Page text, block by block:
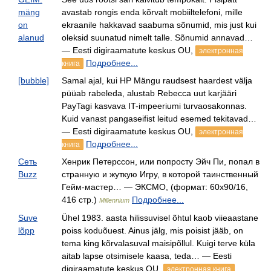
mäng
on
alanud
avastab rongis enda kõrvalt mobiiltelefoni, mille
ekraanile hakkavad saabuma sõnumid, mis just kui
oleksid suunatud nimelt talle. Sõnumid annavad…
— Eesti digiraamatute keskus OU,
электронная
книга
Подробнее...
[bubble]
Samal ajal, kui HP Mängu raudsest haardest välja
püüab rabeleda, alustab Rebecca uut karjääri
PayTagi kasvava IT-impeeriumi turvaosakonnas.
Kuid vanast pangaseifist leitud esemed tekitavad…
— Eesti digiraamatute keskus OU,
электронная
книга
Подробнее...
Сеть
Buzz
Хенрик Петерссон, или попросту Эйч Пи, попал в
странную и жуткую Игру, в которой таинственный
Гейм-мастер… — ЭКСМО, (формат: 60x90/16,
416 стр.) Millennium Подробнее...
Suve
lõpp
Ühel 1983. aasta hilissuvisel õhtul kaob viieaastane
poiss koduõuest. Ainus jälg, mis poisist jääb, on
tema king kõrvalasuval maisipõllul. Kuigi terve küla
aitab lapse otsimisele kaasa, teda… — Eesti
digiraamatute keskus OU,
электронная книга